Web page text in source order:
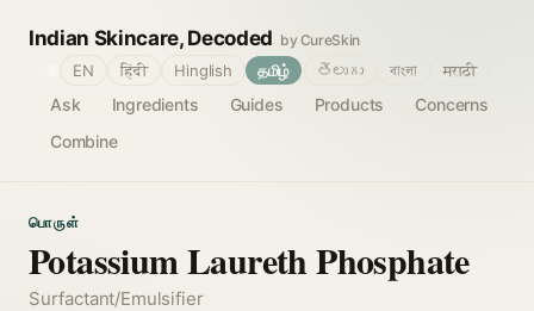
Indian Skincare, Decoded by CureSkin
Ask Ingredients Guides Products
Concerns
Combine
EN हिंदी Hinglish தமிழ் తెలుగు বাংলা मराठी
பொருள்
Potassium Laureth Phosphate
Surfactant/Emulsifier